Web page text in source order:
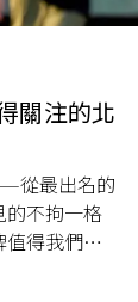
關注的北
從最出名的
的不拘一格
得我們關